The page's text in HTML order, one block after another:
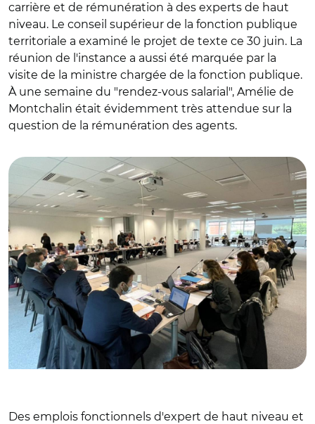
carrière et de rémunération à des experts de haut
niveau. Le conseil supérieur de la fonction publique
territoriale a examiné le projet de texte ce 30 juin. La
réunion de l'instance a aussi été marquée par la
visite de la ministre chargée de la fonction publique.
À une semaine du "rendez-vous salarial", Amélie de
Montchalin était évidemment très attendue sur la
question de la rémunération des agents.
© @laurent_sceaux/ Plénière du Conseil supérieur de la
Des emplois fonctionnels d'expert de haut niveau et